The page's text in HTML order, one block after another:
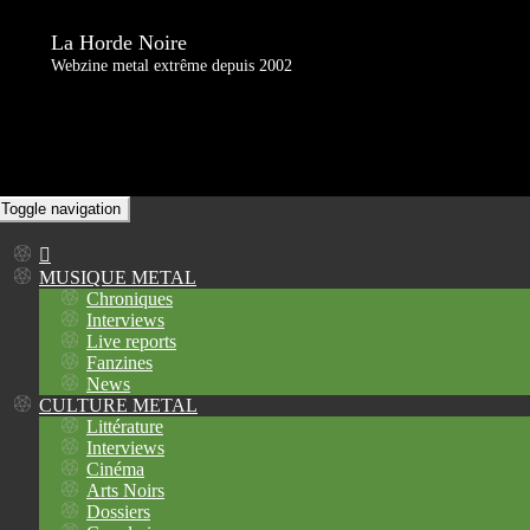
La Horde Noire
Webzine metal extrême depuis 2002
Toggle navigation
MUSIQUE METAL
Chroniques
Interviews
Live reports
Fanzines
News
CULTURE METAL
Littérature
Interviews
Cinéma
Arts Noirs
Dossiers